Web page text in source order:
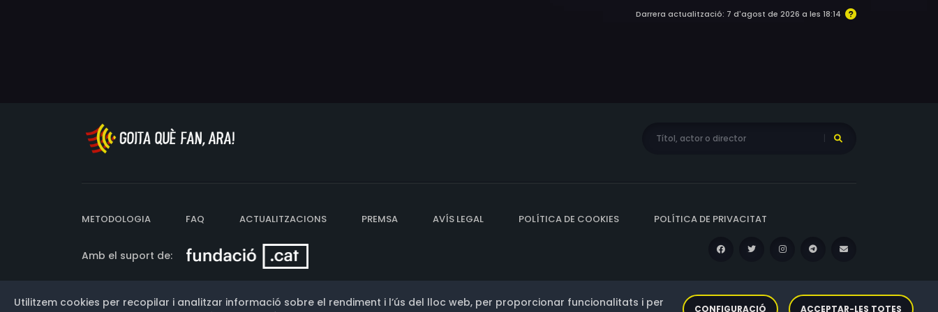
Darrera actualització: 7 d'agost de 2026 a les 18:14
METODOLOGIA FAQ ACTUALITZACIONS PREMSA AVÍS LEGAL POLÍTICA DE COOKIES POLÍTICA DE PRIVACITAT
Amb el suport de:
Utilitzem cookies per recopilar i analitzar informació sobre el rendiment i l’ús del lloc web, per proporcionar funcionalitats i per
CONFIGURACIÓ ACCEPTAR-LES TOTES